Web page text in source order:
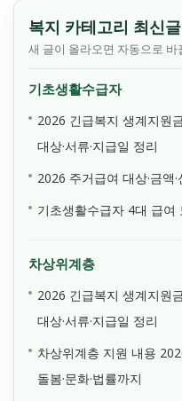
복지 카테고리 최신글
새 글이 올라오면 자동으로 바
기초생활수급자
2026 긴급복지 생계지원
대상·서류·지급일 정리
2026 주거급여 대상·금액
기초생활수급자 4대 급여
차상위계층
2026 긴급복지 생계지원
대상·서류·지급일 정리
차상위계층 지원 내용
돌봄·문화·법률까지